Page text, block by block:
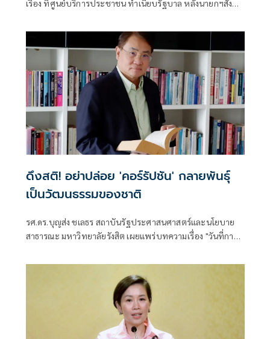
เรื่อง ที่ศูนย์บริการประชาชน ทำเนียบรัฐบาล หลังนายกฯสั่ง
ดึงสติ! อย่าปล่อย 'คอร์รัปชัน' กลายพันธุ์
เป็นวัฒนธรรมของชาติ
รศ.ดร.บุญส่ง ชเลธร สถาบันรัฐประศาสนศาสตร์และนโยบาย
สาธารณะ มหาวิทยาลัยรังสิต เผยแพร่บทความเรื่อง "วันที่การ